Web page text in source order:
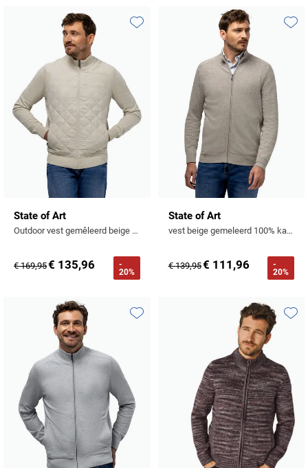
Profuomo
Seidensticker
State of Art
Tommy Hilfiger
Vanguard
Replay
Reset
Roy Robson
Schiesser
Seidensticker
Slater
State of Art
Tenson
Tommy Hilfiger
Tramarossa
UBR
Vanguard
William Lockie
Alle Merken
State of Art
Outdoor vest gemêleerd beige regular fit
€ 169,95€ 135,96
-
20%
Toevoegen aan favorieten
State of Art
vest beige gemeleerd 100% katoen normale fit
€ 139,95€ 111,96
-
20%
Toevoegen aan favorieten